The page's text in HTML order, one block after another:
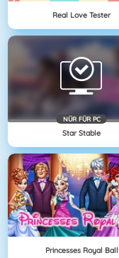
Real Love Tester
NÜR FÜR PC
Star Stable
Princesses Royal Ball